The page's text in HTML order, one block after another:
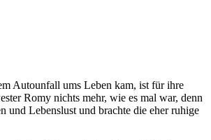
Autounfall ums Leben kam, ist für ihre
Romy nichts mehr, wie es mal war, denn
und Lebenslust und brachte die eher ruhige